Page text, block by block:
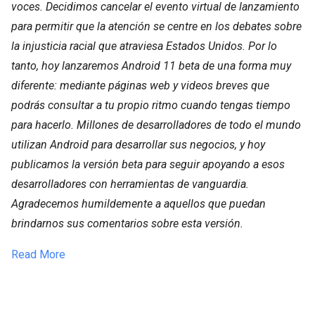
voces. Decidimos cancelar el evento virtual de lanzamiento
para permitir que la atención se centre en los debates sobre
la injusticia racial que atraviesa Estados Unidos. Por lo
tanto, hoy lanzaremos Android 11 beta de una forma muy
diferente: mediante páginas web y videos breves que
podrás consultar a tu propio ritmo cuando tengas tiempo
para hacerlo. Millones de desarrolladores de todo el mundo
utilizan Android para desarrollar sus negocios, y hoy
publicamos la versión beta para seguir apoyando a esos
desarrolladores con herramientas de vanguardia.
Agradecemos humildemente a aquellos que puedan
brindarnos sus comentarios sobre esta versión.
Read More